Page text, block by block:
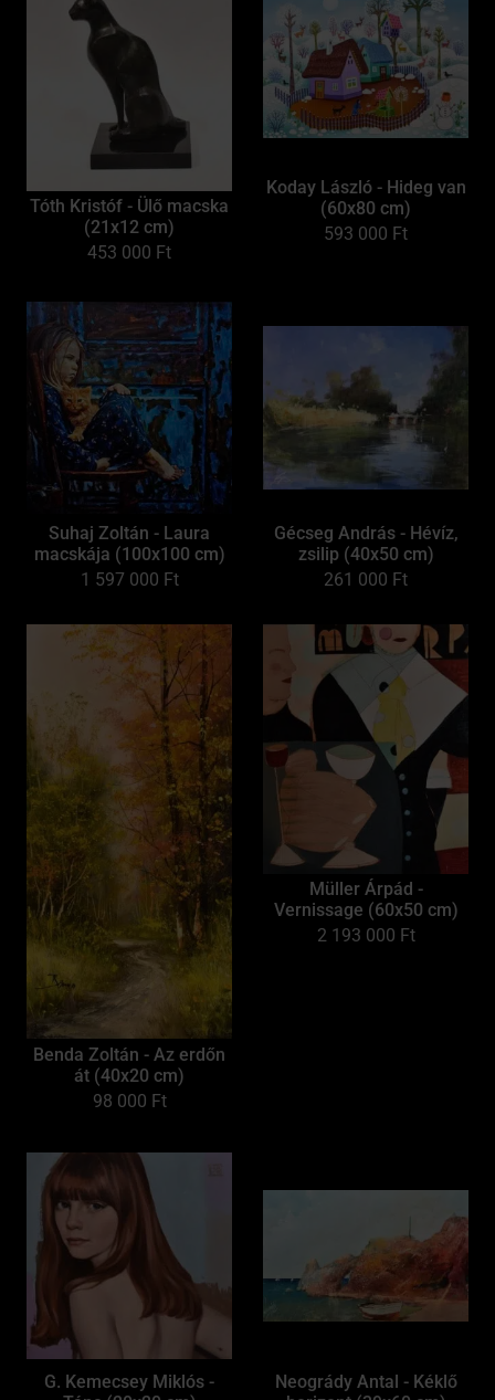
Tóth Kristóf - Ülő macska
(21x12 cm)
453 000 Ft
Koday László - Hideg van
(60x80 cm)
593 000 Ft
Suhaj Zoltán - Laura
macskája (100x100 cm)
1 597 000 Ft
Gécseg András - Hévíz,
zsilip (40x50 cm)
261 000 Ft
Benda Zoltán - Az erdőn
át (40x20 cm)
98 000 Ft
Müller Árpád -
Vernissage (60x50 cm)
2 193 000 Ft
G. Kemecsey Miklós -
Neogrády Antal - Kéklő